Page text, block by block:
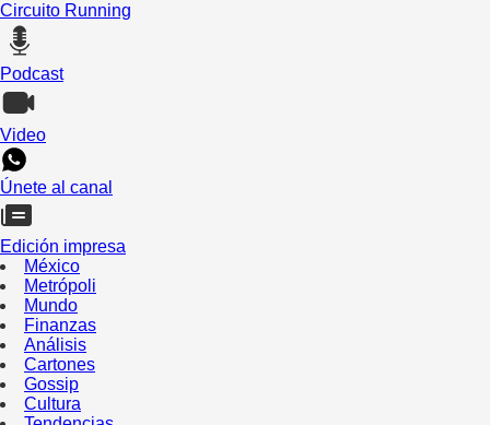
Circuito Running
Podcast
Video
Únete al canal
Edición impresa
México
Metrópoli
Mundo
Finanzas
Análisis
Cartones
Gossip
Cultura